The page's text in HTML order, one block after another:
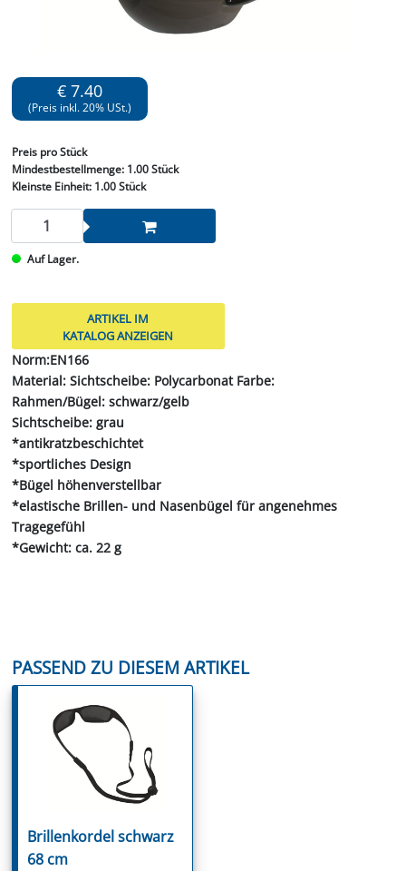
€ 7.40
(Preis inkl. 20% USt.)
Preis pro Stück
Mindestbestellmenge: 1.00 Stück
Kleinste Einheit:1.00 Stück
Auf Lager.
ARTIKEL IM
KATALOG ANZEIGEN
Norm:EN166
Material: Sichtscheibe: Polycarbonat Farbe:
Rahmen/Bügel: schwarz/gelb
Sichtscheibe: grau
*antikratzbeschichtet
*sportliches Design
*Bügel höhenverstellbar
*elastische Brillen- und Nasenbügel für angenehmes
Tragegefühl
*Gewicht: ca. 22 g
PASSEND ZU DIESEM ARTIKEL
Brillenkordel schwarz
68 cm